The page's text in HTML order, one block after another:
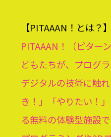
【PITAAAN！とは？】
PITAAAN！（ピター
どもたちが、プログ
デジタルの技術に触
き！」「やりたい！
る無料の体験型施設で